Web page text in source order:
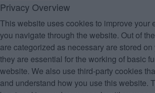
Privacy Overview
This website uses cookies to improve your
you navigate through the website. Out of
are categorized as necessary are stored
they are essential for the working of basic
website. We also use third-party cookies
and understand how you use this website.